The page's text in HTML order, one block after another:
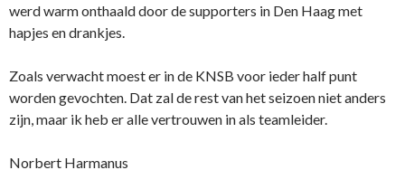
werd warm onthaald door de supporters in Den Haag met
hapjes en drankjes.
Zoals verwacht moest er in de KNSB voor ieder half punt
worden gevochten. Dat zal de rest van het seizoen niet anders
zijn, maar ik heb er alle vertrouwen in als teamleider.
Norbert Harmanus